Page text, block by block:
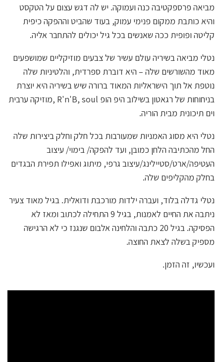
מביאה פרספקטיבה כנה ועמוקה. יש לה דגש עצום על הטקסט
והיא כותבת ממקום פנימי עמוק, בעוד שהביט וההפקה כיפית
קליטה ופופית ככה שאנשים בכל גיל יכולים להתחבר אליה.
נטלי מביאה בשיריה עולם עשיר של צבעים מוזיקליים שמושפעים
מאוד מהשורשים שלה – היא דוברת ספרדית, והלטיניות שלה
נוטפת אל תוך הישראליות המאוד ברורה שיש בשיריה היא יוצרת
בניחוחות של רגאטון בשילוב היפ הופ R'n'B, soul ,מוזיקה ערבית
וים תיכונית מבית הוריה.
נטלי היא מסוג האמניות שמעורבות בכל חלק וחלק ביצירות שלה
החל מהכתיבה הלחן כמובן, ועד להפקה/ בימוי/ עיצוב
העטיפה/ארט/סטיילינג/עיצוב גרפי, מיתוג ואפילו תפירת הבגדים
בחלק מהקליפים שלה.
נטלי גדלה בלוד, ועברה ילדות מורכבת ודואלית. בגיל מאוד צעיר
ניתבה את החיים לאמנות, בגיל 9 התחילה לכתוב ומאז לא
הפסיקה. בגיל 20 כתבה והלחינה אלבום שנגנז כי לא הרגישה
מספיק בשלה לצאת החוצה.
ועכשיו, זה הזמן.